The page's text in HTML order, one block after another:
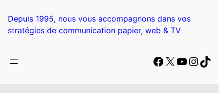
contenu
Depuis 1995, nous vous accompagnons dans vos
stratégies de communication papier, web & TV
Facebook
X